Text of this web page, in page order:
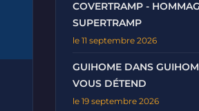
COVERTRAMP -
SUPERTRAMP
le 11 septembre 2026
GUIHOME DANS
VOUS DÉTEND
le 19 septembre 2026